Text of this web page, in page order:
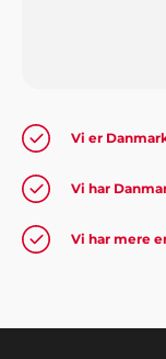
meget glade.
Vi er
Vi har
Vi har mere